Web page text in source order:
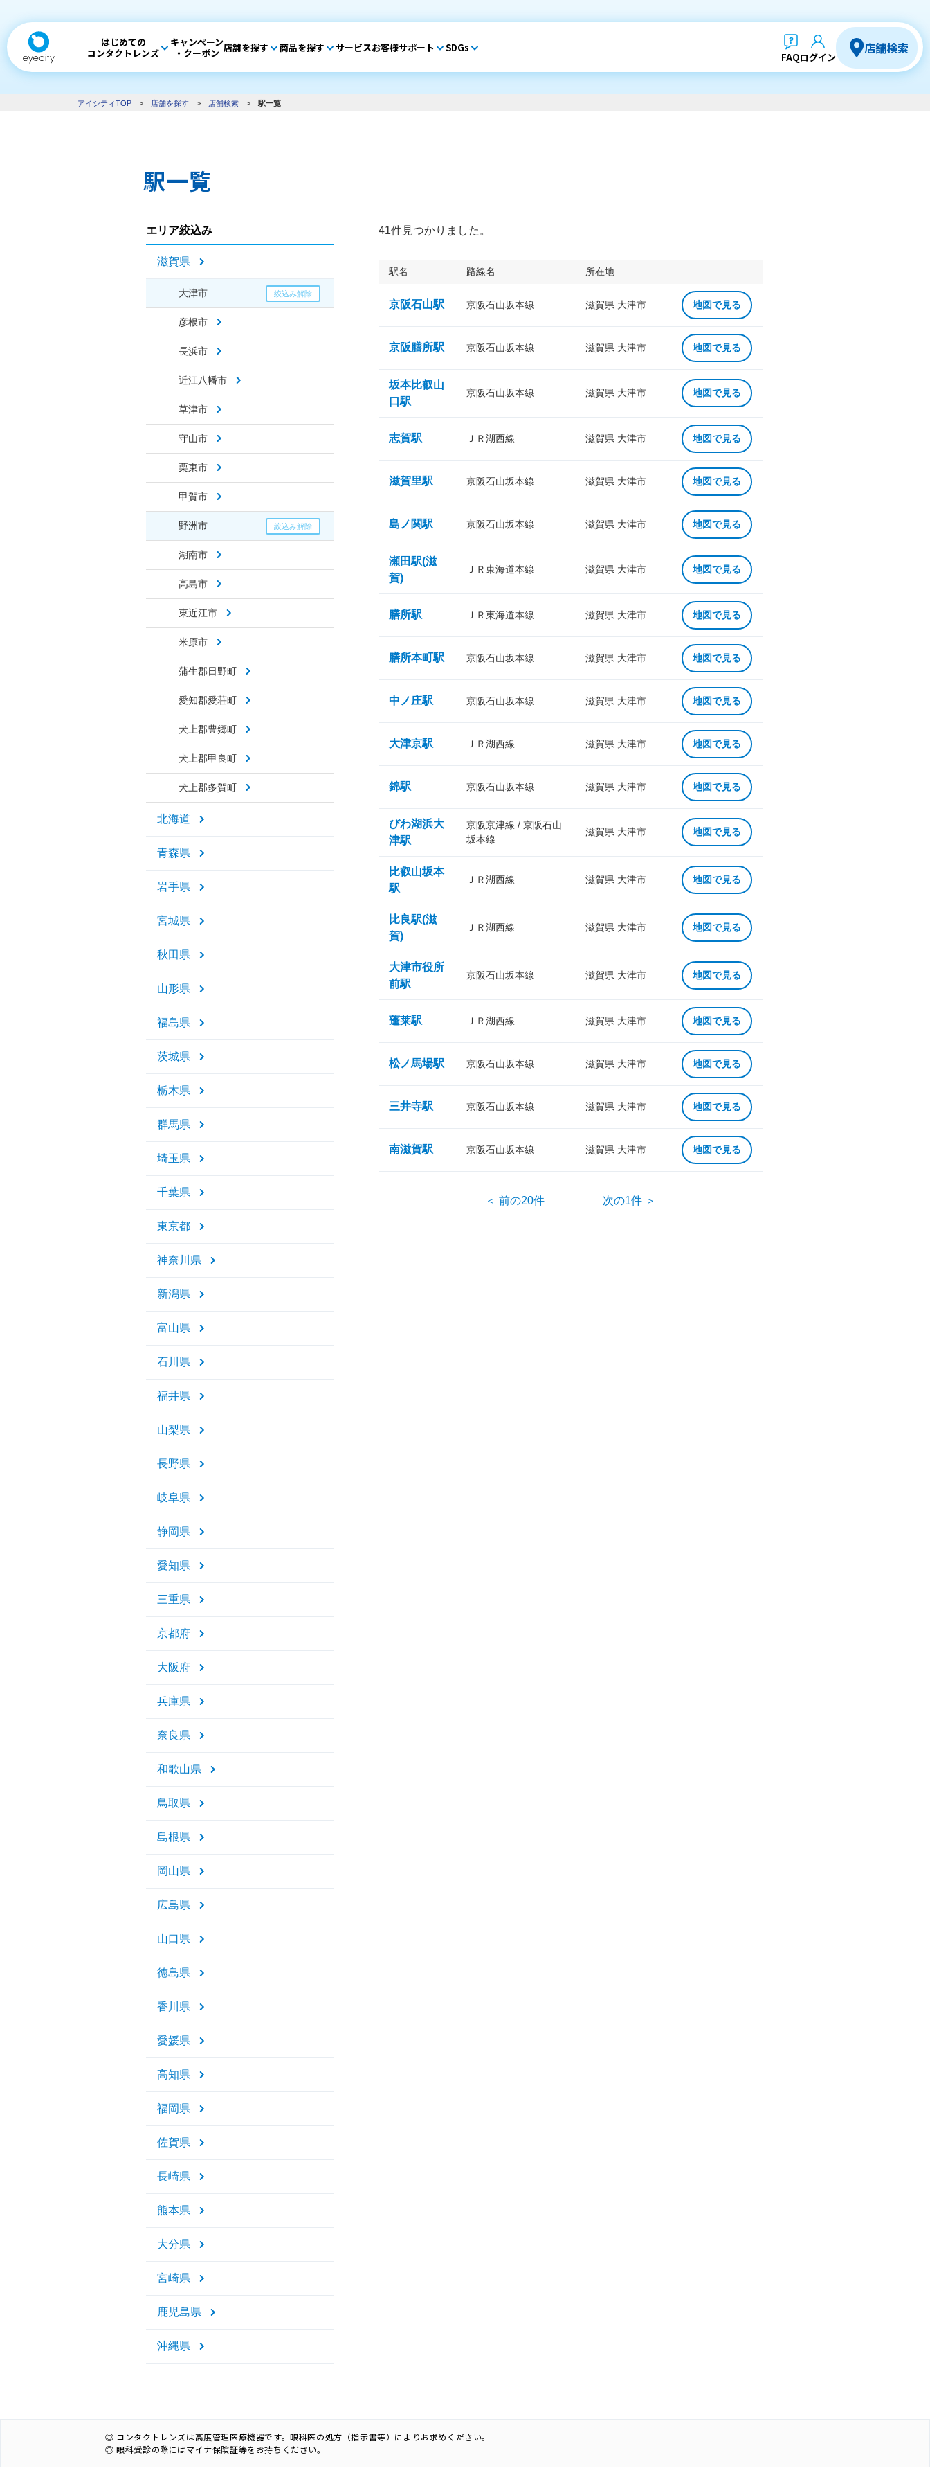
はじめての
コンタクトレンズ
キャンペーン
・クーポン 店舗を探す 商品を探す サービスお客様サポート SDGs
FAQログイン
店舗検索
アイシティTOP > 店舗を探す > 店舗検索 > 駅一覧
駅一覧
エリア絞込み
滋賀県
大津市
彦根市
長浜市
近江八幡市
草津市
守山市
栗東市
甲賀市
野洲市
湖南市
高島市
東近江市
米原市
蒲生郡日野町
愛知郡愛荘町
犬上郡豊郷町
犬上郡甲良町
犬上郡多賀町
北海道
青森県
岩手県
宮城県
秋田県
山形県
福島県
茨城県
栃木県
群馬県
埼玉県
千葉県
東京都
神奈川県
新潟県
富山県
石川県
福井県
山梨県
長野県
岐阜県
静岡県
愛知県
三重県
京都府
大阪府
兵庫県
奈良県
和歌山県
鳥取県
島根県
岡山県
広島県
山口県
徳島県
香川県
愛媛県
高知県
福岡県
佐賀県
長崎県
熊本県
大分県
宮崎県
鹿児島県
沖縄県
41件見つかりました。
駅名 路線名 所在地
京阪石山駅 京阪石山坂本線 滋賀県 大津市 地図で見る
京阪膳所駅 京阪石山坂本線 滋賀県 大津市 地図で見る
坂本比叡山
口駅
京阪石山坂本線 滋賀県 大津市 地図で見る
志賀駅 ＪＲ湖西線 滋賀県 大津市 地図で見る
滋賀里駅 京阪石山坂本線 滋賀県 大津市 地図で見る
島ノ関駅 京阪石山坂本線 滋賀県 大津市 地図で見る
瀬田駅(滋
賀)
ＪＲ東海道本線 滋賀県 大津市 地図で見る
膳所駅 ＪＲ東海道本線 滋賀県 大津市 地図で見る
膳所本町駅 京阪石山坂本線 滋賀県 大津市 地図で見る
中ノ庄駅 京阪石山坂本線 滋賀県 大津市 地図で見る
大津京駅 ＪＲ湖西線 滋賀県 大津市 地図で見る
錦駅 京阪石山坂本線 滋賀県 大津市 地図で見る
びわ湖浜大
津駅
京阪京津線 / 京阪石山
坂本線
滋賀県 大津市 地図で見る
比叡山坂本
駅
ＪＲ湖西線 滋賀県 大津市 地図で見る
比良駅(滋
賀)
ＪＲ湖西線 滋賀県 大津市 地図で見る
大津市役所
前駅
京阪石山坂本線 滋賀県 大津市 地図で見る
蓬莱駅 ＪＲ湖西線 滋賀県 大津市 地図で見る
松ノ馬場駅 京阪石山坂本線 滋賀県 大津市 地図で見る
三井寺駅 京阪石山坂本線 滋賀県 大津市 地図で見る
南滋賀駅 京阪石山坂本線 滋賀県 大津市 地図で見る
＜ 前の20件 次の1件 ＞
◎ コンタクトレンズは高度管理医療機器です。眼科医の処方（指示書等）によりお求めください。
◎ 眼科受診の際にはマイナ保険証等をお持ちください。